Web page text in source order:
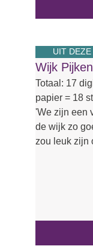
UIT DEZE
Wijk
Totaal: 17
papier = 18
'We zijn een
de wijk zo
zou leuk zijn